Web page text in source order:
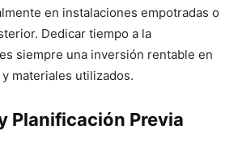
en instalaciones empotradas o
Dedicar tiempo a la
siempre una inversión rentable en
materiales utilizados.
Planificación Previa